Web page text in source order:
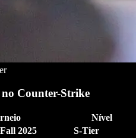
no Counter-Strike
Nível
2025
S-Tier